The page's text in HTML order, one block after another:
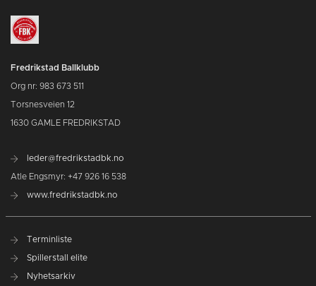
Fredrikstad Ballklubb
Org nr: 983 673 511
Torsnesveien 12
1630 GAMLE FREDRIKSTAD
leder@fredrikstadbk.no
Atle Engsmyr: +47 926 16 538
www.fredrikstadbk.no
Terminliste
Spillerstall elite
Nyhetsarkiv